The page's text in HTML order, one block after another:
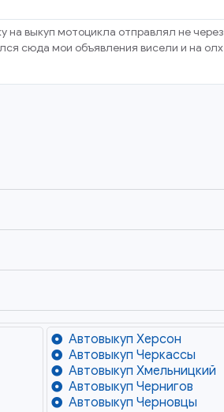
на выкуп мотоцикла отправлял не через
сюда мои объявления висели и на олх
Автовыкуп Херсон
Автовыкуп Черкассы
Автовыкуп Хмельницкий
Автовыкуп Чернигов
Автовыкуп Черновцы